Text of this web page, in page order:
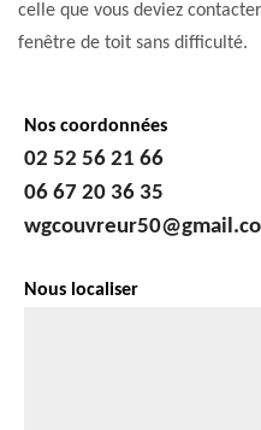
celle que vous deviez
fenêtre de toit sans difficulté.
Nos coordonnées
02 52 56 21 66
06 67 20 36 35
Nous localiser